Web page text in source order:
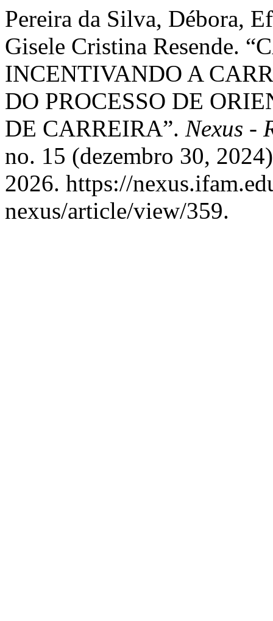
Pereira da Silva, Débora,
Gisele Cristina Resende.
INCENTIVANDO A
DO PROCESSO DE
DE CARREIRA”. Nexus -
no. 15 (dezembro 30,
2026. https://
nexus/article/view/359.